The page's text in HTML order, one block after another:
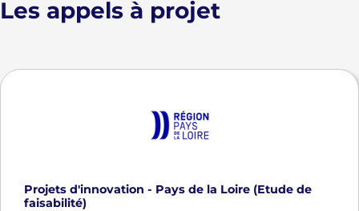
Les appels à projet
Projets d'innovation - Pays de la Loire (Etude de
faisabilité)